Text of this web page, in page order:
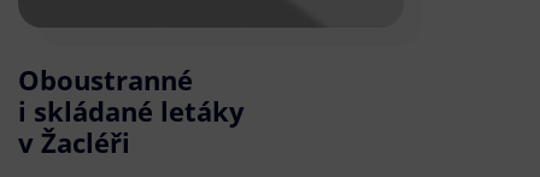
Oboustranné
i skládané letáky
v Žacléři